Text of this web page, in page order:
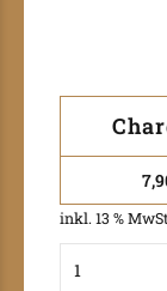
inkl. 13 %